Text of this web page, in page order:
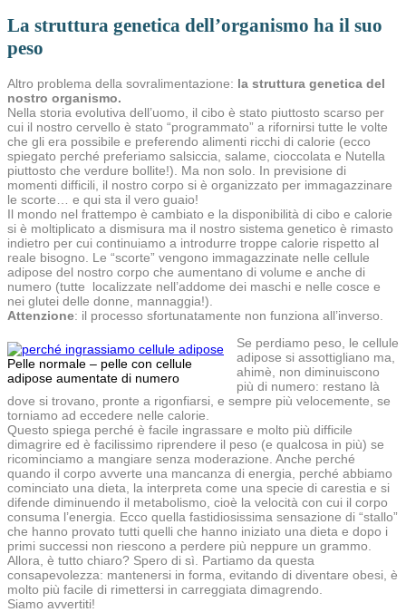
La struttura genetica dell’organismo ha il suo
peso
Altro problema della sovralimentazione: la struttura genetica del
nostro organismo.
Nella storia evolutiva dell’uomo, il cibo è stato piuttosto scarso per
cui il nostro cervello è stato “programmato” a rifornirsi tutte le volte
che gli era possibile e preferendo alimenti ricchi di calorie (ecco
spiegato perché preferiamo salsiccia, salame, cioccolata e Nutella
piuttosto che verdure bollite!). Ma non solo. In previsione di
momenti difficili, il nostro corpo si è organizzato per immagazzinare
le scorte… e qui sta il vero guaio!
Il mondo nel frattempo è cambiato e la disponibilità di cibo e calorie
si è moltiplicato a dismisura ma il nostro sistema genetico è rimasto
indietro per cui continuiamo a introdurre troppe calorie rispetto al
reale bisogno. Le “scorte” vengono immagazzinate nelle cellule
adipose del nostro corpo che aumentano di volume e anche di
numero (tutte localizzate nell’addome dei maschi e nelle cosce e
nei glutei delle donne, mannaggia!).
Attenzione: il processo sfortunatamente non funziona all’inverso.
Pelle normale – pelle con cellule
adipose aumentate di numero
Se perdiamo peso, le cellule
adipose si assottigliano ma,
ahimè, non diminuiscono
più di numero: restano là
dove si trovano, pronte a rigonfiarsi, e sempre più velocemente, se
torniamo ad eccedere nelle calorie.
Questo spiega perché è facile ingrassare e molto più difficile
dimagrire ed è facilissimo riprendere il peso (e qualcosa in più) se
ricominciamo a mangiare senza moderazione. Anche perché
quando il corpo avverte una mancanza di energia, perché abbiamo
cominciato una dieta, la interpreta come una specie di carestia e si
difende diminuendo il metabolismo, cioè la velocità con cui il corpo
consuma l’energia. Ecco quella fastidiosissima sensazione di “stallo”
che hanno provato tutti quelli che hanno iniziato una dieta e dopo i
primi successi non riescono a perdere più neppure un grammo.
Allora, è tutto chiaro? Spero di sì. Partiamo da questa
consapevolezza: mantenersi in forma, evitando di diventare obesi, è
molto più facile di rimettersi in carreggiata dimagrendo.
Siamo avvertiti!